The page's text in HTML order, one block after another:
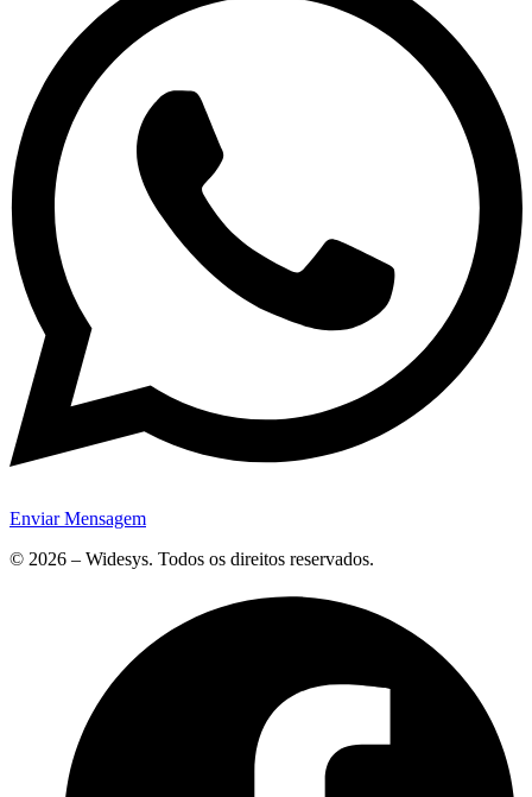
Enviar Mensagem
© 2026 – Widesys. Todos os direitos reservados.